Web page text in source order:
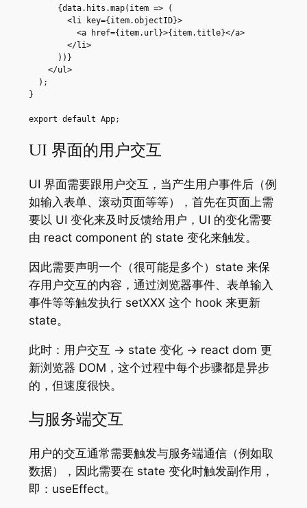
}
export default App;
UI 界面的用户交互
UI 界面需要跟用户交互，当产生用户事件后（例
如输入表单、滚动页面等等），首先在页面上需
要以 UI 变化来及时反馈给用户，UI 的变化需要
由 react component 的 state 变化来触发。
因此需要声明一个（很可能是多个）state 来保
存用户交互的内容，通过浏览器事件、表单输入
事件等等触发执行 setXXX 这个 hook 来更新
state。
此时：用户交互 -> state 变化 -> react dom 更
新浏览器 DOM，这个过程中每个步骤都是异步
的，但速度很快。
与服务端交互
用户的交互通常需要触发与服务端通信（例如取
数据），因此需要在 state 变化时触发副作用，
即：useEffect。